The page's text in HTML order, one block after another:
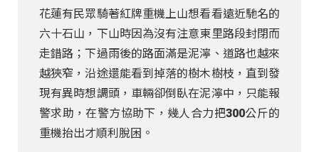
花蓮有民眾騎著紅牌重機上山想看看遠近馳名的
六十石山，下山時因為沒有注意東里路段封閉而
走錯路；下過雨後的路面滿是泥濘、道路也越來
越狹窄，沿途還能看到掉落的樹木樹枝，直到發
現有異時想調頭，車輛卻倒臥在泥濘中，只能報
警求助，在警方協助下，幾人合力把300公斤的
重機抬出才順利脫困。